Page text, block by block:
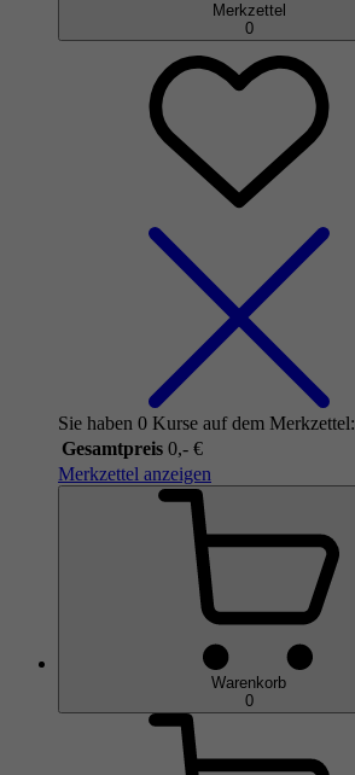
Merkzettel
0
Sie haben 0 Kurse auf dem Merkzettel:
Gesamtpreis 0,- €
Merkzettel anzeigen
Warenkorb
0